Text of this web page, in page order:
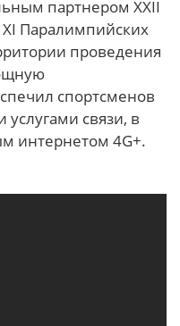
партнером XXII
Паралимпийских
проведения
спортсменов
связи, в
интернетом 4G+.